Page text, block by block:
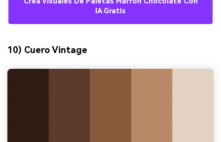
IA Gratis
10) Cuero Vintage